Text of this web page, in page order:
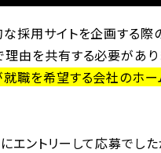
採用サイトを企画する際
由を共有する必要があり
職を希望する会社のホ
エントリーして応募でし